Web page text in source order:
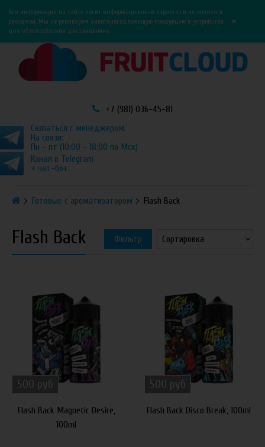
0
Вся информация на сайте носит информационный характер и не является
рекламой. Мы не реализуем никотиносодержащую продукцию и устройства
для её потребления дистанционно.
×
+7 (981) 036-45-81
Связаться с менеджером.
На связи:
Пн - пт (10:00 - 18:00 по Мск)
Канал в Telegram
+ чат-бот.
Готовые с ароматизатором Flash Back
Flash Back Фильтр
500 руб
Flash Back Magnetic Desire,
100ml
500 руб
Flash Back Disco Break, 100ml